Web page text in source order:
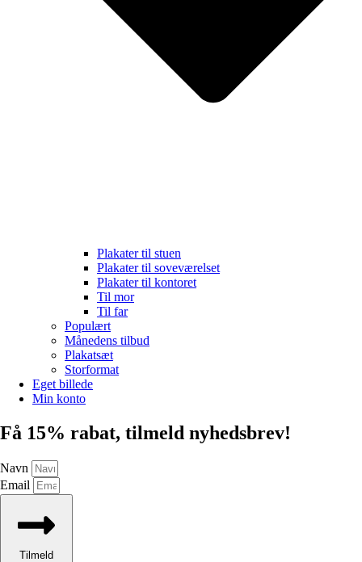
Plakater til stuen
Plakater til soveværelset
Plakater til kontoret
Til mor
Til far
Populært
Månedens tilbud
Plakatsæt
Storformat
Eget billede
Min konto
Få 15% rabat, tilmeld nyhedsbrev!
Navn
Email
Tilmeld